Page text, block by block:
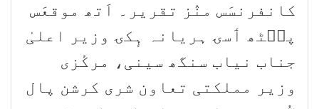
کانفرنسَس منٛز تقریر۔ اَتھ موقعَس
پٮ۪ٹھ ٲسۍ ہریانہ ہٕکۍ وزیر اعلیٰ
جناب نیاب سنگھ سینی، مرکٔزی
وزیر مملکتی تعاون شری کرشن پال